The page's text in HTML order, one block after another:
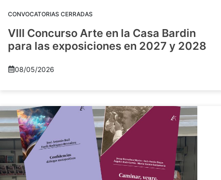
CONVOCATORIAS CERRADAS
VIII Concurso Arte en la Casa Bardin
para las exposiciones en 2027 y 2028
08/05/2026